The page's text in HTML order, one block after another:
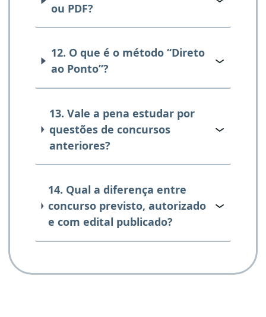
ou PDF?
12. O que é o método “Direto
ao Ponto”?
13. Vale a pena estudar por
questões de concursos
anteriores?
14. Qual a diferença entre
concurso previsto, autorizado
e com edital publicado?